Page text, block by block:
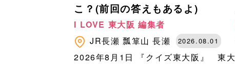
こ？(前回の答えもあるよ)
I LOVE 東大阪 編集者
JR長瀬 瓢箪山 長瀬 2026.08.01
2026年8月1日 『クイズ東大阪』 東大